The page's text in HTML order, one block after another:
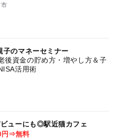
子のマネーセミナー
後資金の貯め方・増やし方＆子
活用術
ューにも◎駅近猫カフェ
円⇒無料